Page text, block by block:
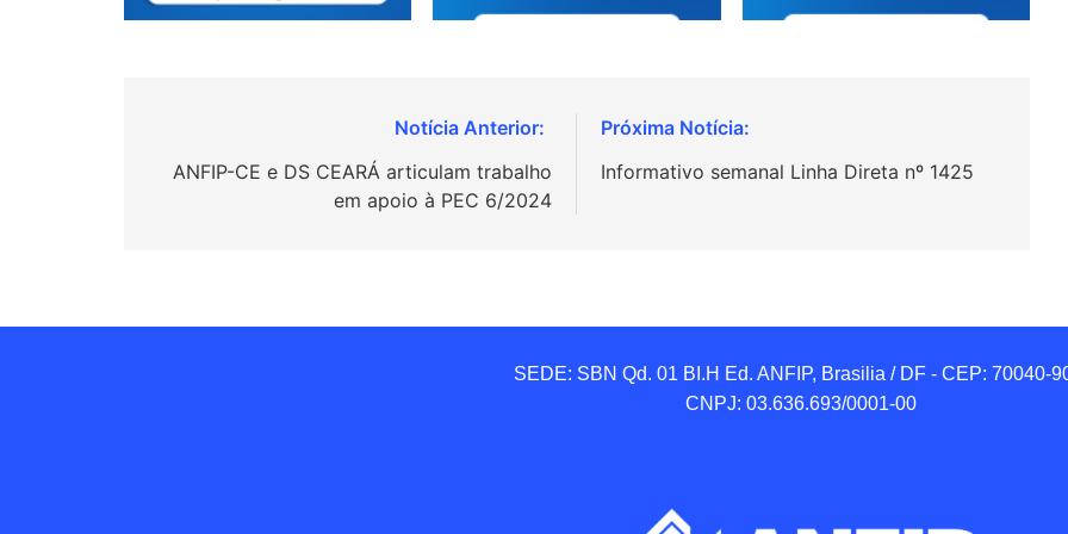
deANFIP-CE e DS CEARÁ articulam trabalho
em apoio à PEC 6/2024
Informativo semanal Linha Direta nº 1425
SEDE: SBN Qd. 01 BI.H Ed. ANFIP, Brasilia / DF - CEP: 70040-
CNPJ: 03.636.693/0001-00